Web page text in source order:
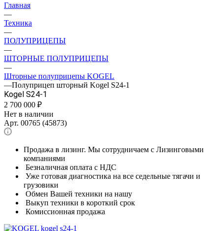
Главная
—
Техника
—
ПОЛУПРИЦЕПЫ
—
ШТОРНЫЕ ПОЛУПРИЦЕПЫ
—
Шторные полуприцепы KOGEL
—Полуприцеп шторный Kogel S24-1
Kogel S24-1
2 700 000 ₽
Нет в наличии
Арт. 00765 (45873)
Продажа в лизинг. Мы сотрудничаем с Лизинговыми
компаниями
Безналичная оплата с НДС
Уже готовая диагностика на все седельные тягачи и
грузовики
Обмен Вашей техники на нашу
Выкуп техники в короткий срок
Комиссионная продажа